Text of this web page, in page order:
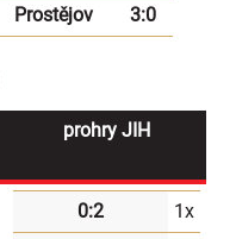
Prostějov 3:0
prohry JIH
0:2
1x